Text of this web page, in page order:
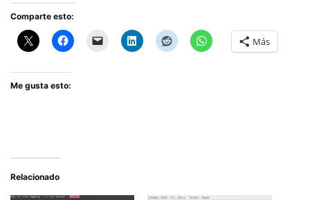
Comparte esto:
Más
Me gusta esto:
Relacionado